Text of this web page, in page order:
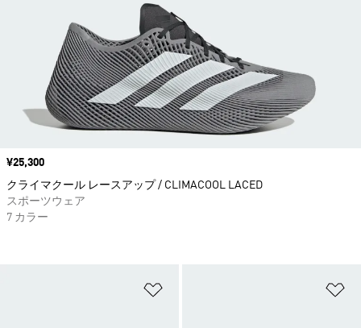
価格
¥25,300
クライマクール レースアップ / CLIMACOOL LACED
スポーツウェア
7 カラー